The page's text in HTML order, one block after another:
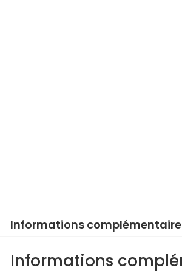
Informations
Informations